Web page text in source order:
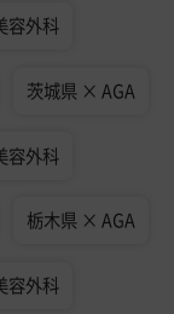
容外科
茨城県 × AGA
容外科
栃木県 × AGA
容外科